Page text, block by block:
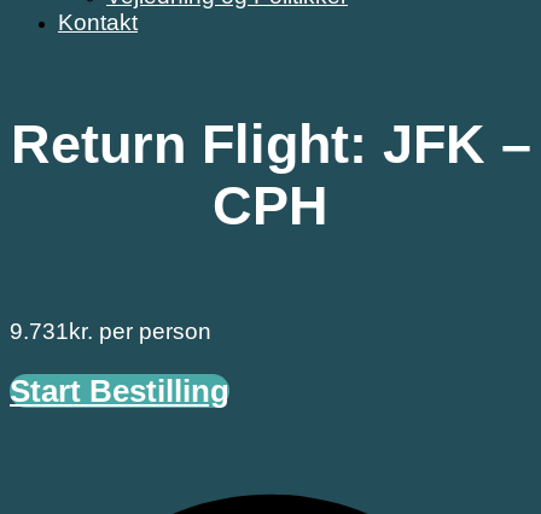
Kontakt
Return Flight: JFK –
CPH
9.731kr. per person
Start Bestilling